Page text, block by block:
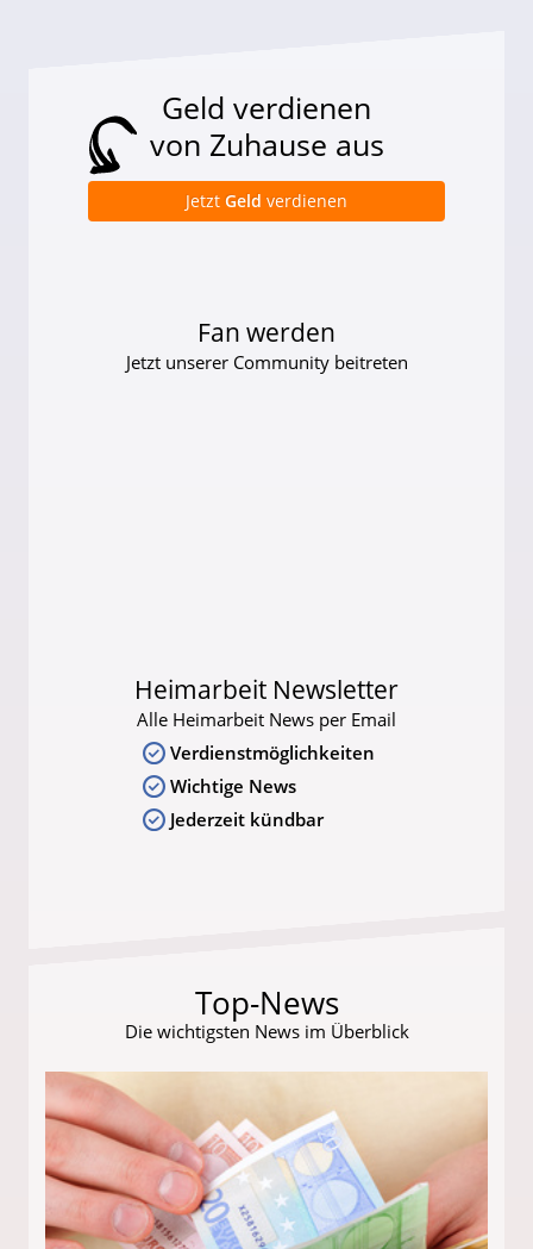
Geld verdienen
von Zuhause aus
Jetzt Geld verdienen
Fan werden
Jetzt unserer Community beitreten
Heimarbeit Newsletter
Alle Heimarbeit News per Email
Verdienstmöglichkeiten
Wichtige News
Jederzeit kündbar
Top-News
Die wichtigsten News im Überblick